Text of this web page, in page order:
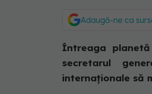
Adaugă-ne ca
Întreaga
secretarul
internaționale să